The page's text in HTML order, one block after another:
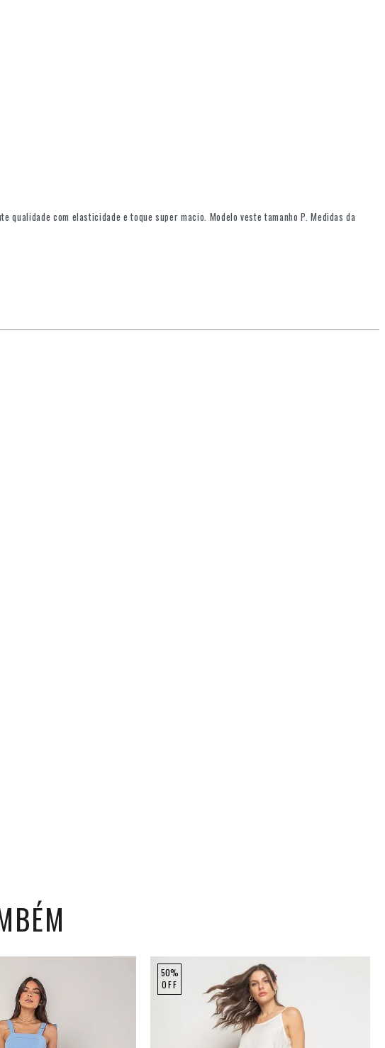
qualidade com elasticidade e toque super macio. Modelo veste tamanho P. Medidas da
50%
OFF